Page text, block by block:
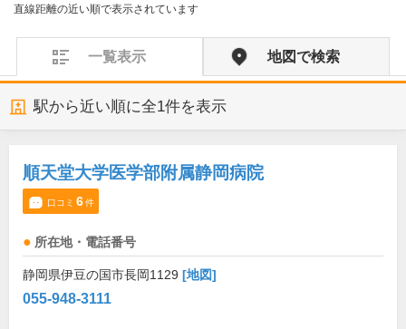
直線距離の近い順で表示されています
一覧表示 地図で検索
駅から近い順に全1件を表示
順天堂大学医学部附属静岡病院
口コミ 6件
所在地・電話番号
静岡県伊豆の国市長岡1129 [地図]
055-948-3111